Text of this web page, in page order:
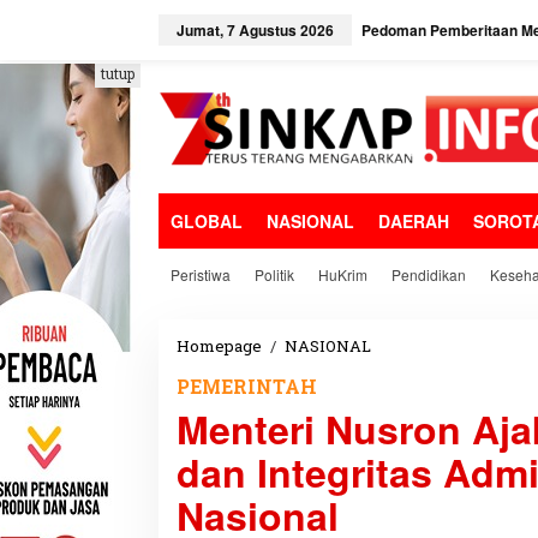
e
k
o
n
t
e
n
Jumat, 7 Agustus 2026 Pedoman Pemberitaan
GLOBAL NASIONAL DAERAH
Peristiwa Politik HuKrim Pendidikan
tutup
Homepage / NASIONAL
e
r
PEMERINTAH
Menteri Nusron
dan Integritas
Nasional